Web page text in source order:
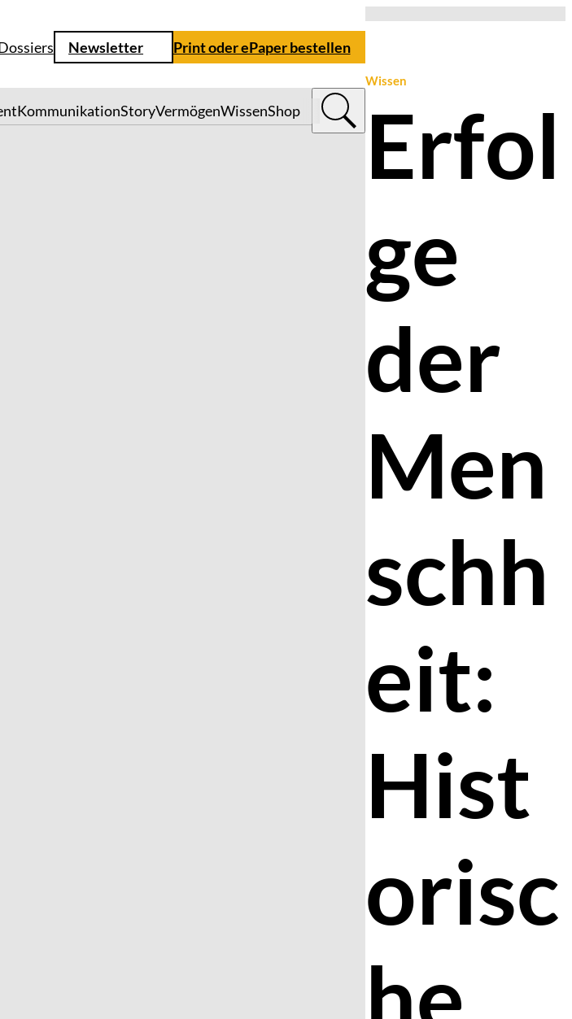
Newsletter Print oder ePaper bestellen
KommunikationStoryVermögenWissenShop
Wissen
Erfol
ge
der
Men
schh
eit:
Hist
orisc
he